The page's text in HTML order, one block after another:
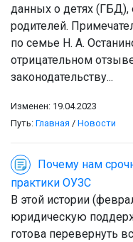
данных о детях (ГБД),
родителей.
по семье Н. А.
отрицательном
законодательству...
Изменен: 19.04.2023
Путь: Главная / Новости
Почему нам
практики ОУЗС
В этой истории
юридическую
готова перевернуть